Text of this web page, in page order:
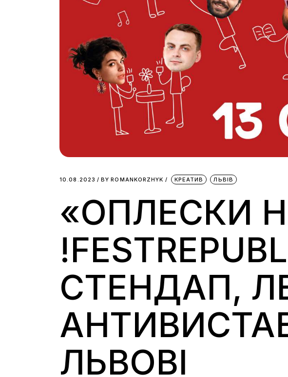
10.08.2023 BY ROMANKORZHYK КРЕАТИВ ЛЬВІВ
«ОПЛЕСКИ
СТЕНДАП,
ЛЬВОВІ